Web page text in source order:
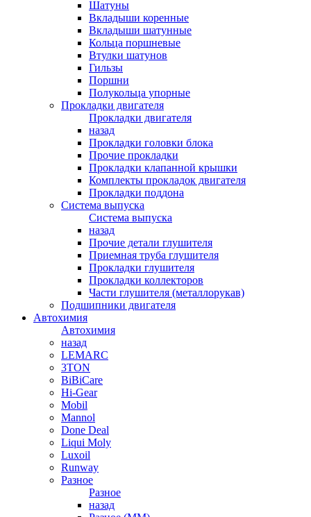
Шатуны
Вкладыши коренные
Вкладыши шатунные
Кольца поршневые
Втулки шатунов
Гильзы
Поршни
Полукольца упорные
Прокладки двигателя
Прокладки двигателя
назад
Прокладки головки блока
Прочие прокладки
Прокладки клапанной крышки
Комплекты прокладок двигателя
Прокладки поддона
Система выпуска
Система выпуска
назад
Прочие детали глушителя
Приемная труба глушителя
Прокладки глушителя
Прокладки коллекторов
Части глушителя (металлорукав)
Подшипники двигателя
Автохимия
Автохимия
назад
LEMARC
3TON
BiBiCare
Hi-Gear
Mobil
Mannol
Done Deal
Liqui Moly
Luxoil
Runway
Разное
Разное
назад